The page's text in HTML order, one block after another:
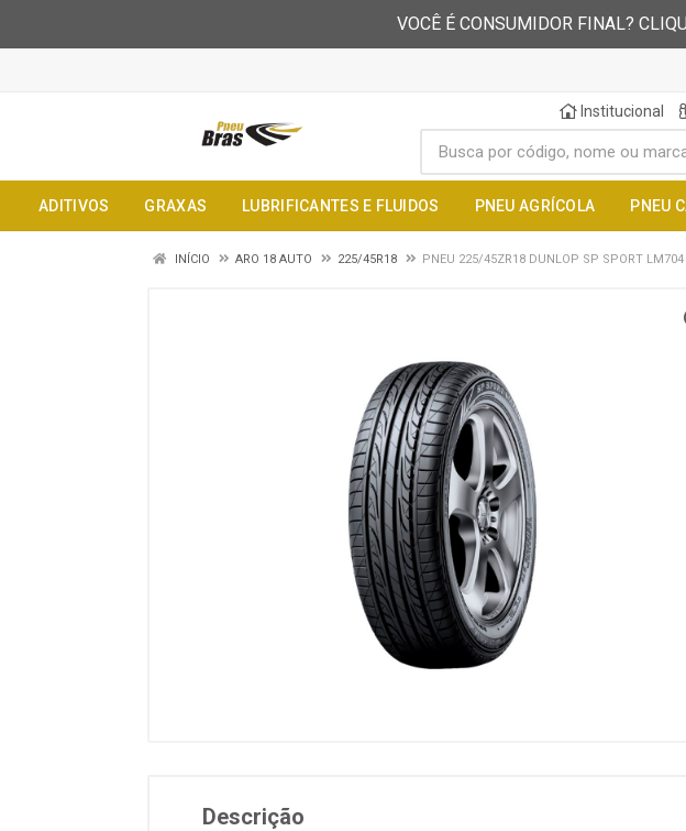
VOCÊ É CONSUMIDOR FINAL?
Institucional
ADITIVOS GRAXAS LUBRIFICANTES E FLUIDOS PNEU AGRÍCOLA PNEU
INÍCIO ARO 18 AUTO 225/45R18 PNEU 225/45ZR18 DUNLOP SP SPORT LM704
Descrição